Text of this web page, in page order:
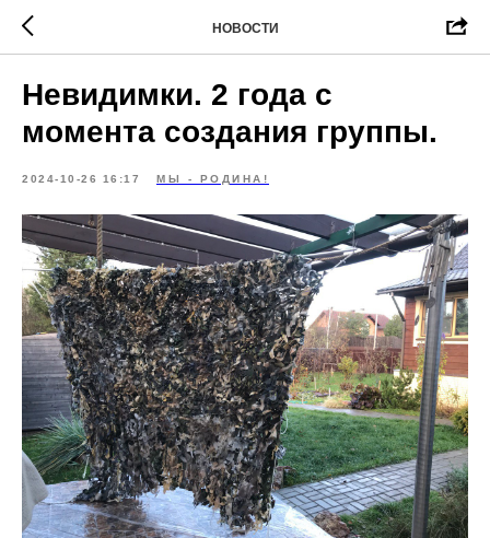
НОВОСТИ
Невидимки. 2 года с
момента создания группы.
2024-10-26 16:17 МЫ - РОДИНА!